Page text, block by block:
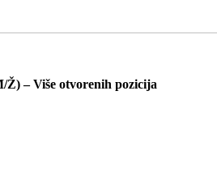
– Više otvorenih pozicija